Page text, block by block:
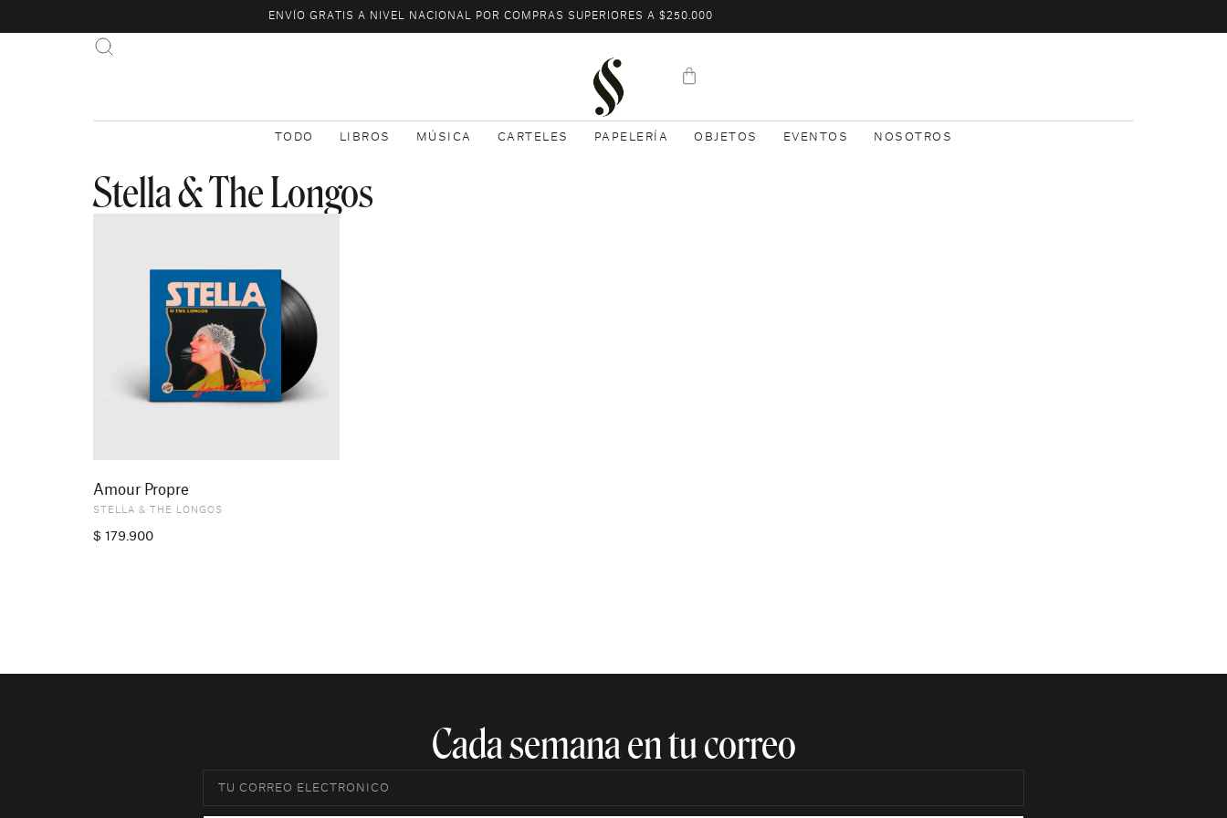
ENVÍO GRATIS A NIVEL NACIONAL POR COMPRAS SUPERIORES A $250.000
TODO LIBROS MÚSICA CARTELES PAPELERÍA OBJETOS EVENTOS NOSOTROS
Stella & The Longos
Amour Propre
STELLA & THE LONGOS
$ 179.900
Cada semana en tu correo​